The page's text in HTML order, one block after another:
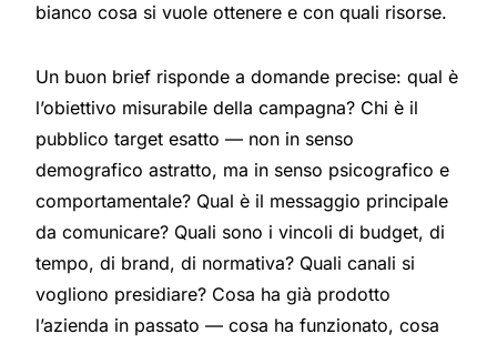
bianco cosa si vuole ottenere e con quali risorse.
Un buon brief risponde a domande precise: qual è
l’obiettivo misurabile della campagna? Chi è il
pubblico target esatto — non in senso
demografico astratto, ma in senso psicografico e
comportamentale? Qual è il messaggio principale
da comunicare? Quali sono i vincoli di budget, di
tempo, di brand, di normativa? Quali canali si
vogliono presidiare? Cosa ha già prodotto
l’azienda in passato — cosa ha funzionato, cosa